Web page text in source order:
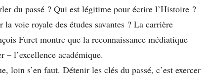
du passé ? Qui est légitime pour écrire l’Histoire ?
voie royale des études savantes ? La carrière
Furet montre que la reconnaissance médiatique
– l’excellence académique.
loin s’en faut. Détenir les clés du passé, c’est exercer